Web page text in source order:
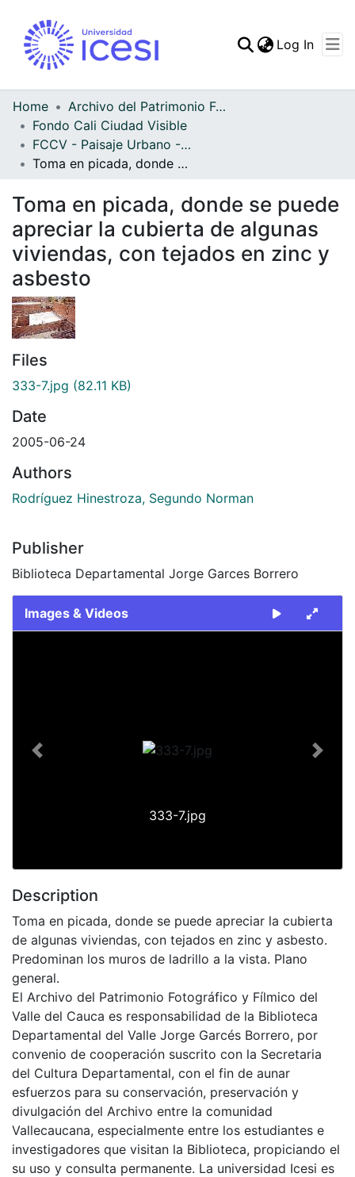
Log In
Home
Archivo del Patrimonio Fotográfico y Fílmico del Valle del Cauca
Fondo Cali Ciudad Visible
FCCV - Paisaje Urbano - Patrimonial
Toma en picada, donde se puede apreciar la cubierta de algunas viviendas, con tejados en zinc y asbesto
Toma en picada, donde se puede
apreciar la cubierta de algunas
viviendas, con tejados en zinc y
asbesto
Files
333-7.jpg (82.11 KB)
Date
2005-06-24
Authors
Rodríguez Hinestroza, Segundo Norman
Publisher
Biblioteca Departamental Jorge Garces Borrero
Images & Videos
333-7.jpg
Previous Next
Description
Toma en picada, donde se puede apreciar la cubierta
de algunas viviendas, con tejados en zinc y asbesto.
Predominan los muros de ladrillo a la vista. Plano
general.
El Archivo del Patrimonio Fotográfico y Fílmico del
Valle del Cauca es responsabilidad de la Biblioteca
Departamental del Valle Jorge Garcés Borrero, por
convenio de cooperación suscrito con la Secretaria
del Cultura Departamental, con el fin de aunar
esfuerzos para su conservación, preservación y
divulgación del Archivo entre la comunidad
Vallecaucana, especialmente entre los estudiantes e
investigadores que visitan la Biblioteca, propiciando el
su uso y consulta permanente. La universidad Icesi es